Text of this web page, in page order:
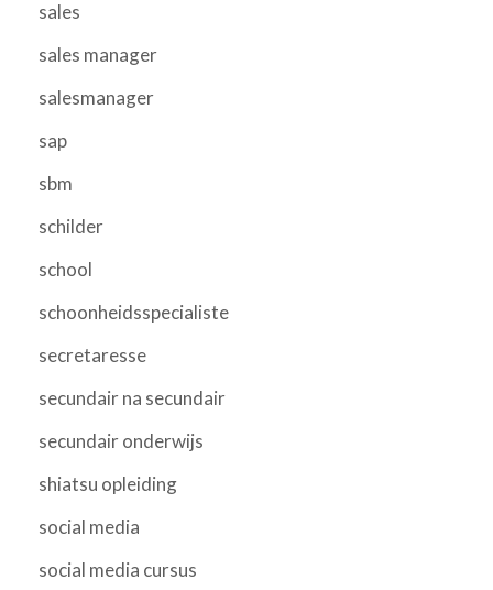
sales
sales manager
salesmanager
sap
sbm
schilder
school
schoonheidsspecialiste
secretaresse
secundair na secundair
secundair onderwijs
shiatsu opleiding
social media
social media cursus